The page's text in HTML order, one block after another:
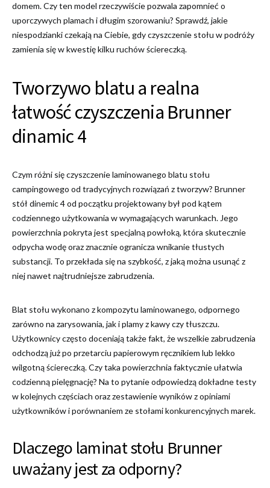
domem. Czy ten model rzeczywiście pozwala zapomnieć o
uporczywych plamach i długim szorowaniu? Sprawdź, jakie
niespodzianki czekają na Ciebie, gdy czyszczenie stołu w podróży
zamienia się w kwestię kilku ruchów ściereczką.
Tworzywo blatu a realna
łatwość czyszczenia Brunner
dinamic 4
Czym różni się czyszczenie laminowanego blatu stołu
campingowego od tradycyjnych rozwiązań z tworzyw? Brunner
stół dinemic 4 od początku projektowany był pod kątem
codziennego użytkowania w wymagających warunkach. Jego
powierzchnia pokryta jest specjalną powłoką, która skutecznie
odpycha wodę oraz znacznie ogranicza wnikanie tłustych
substancji. To przekłada się na szybkość, z jaką można usunąć z
niej nawet najtrudniejsze zabrudzenia.
Blat stołu wykonano z kompozytu laminowanego, odpornego
zarówno na zarysowania, jak i plamy z kawy czy tłuszczu.
Użytkownicy często doceniają także fakt, że wszelkie zabrudzenia
odchodzą już po przetarciu papierowym ręcznikiem lub lekko
wilgotną ściereczką. Czy taka powierzchnia faktycznie ułatwia
codzienną pielęgnację? Na to pytanie odpowiedzą dokładne testy
w kolejnych częściach oraz zestawienie wyników z opiniami
użytkowników i porównaniem ze stołami konkurencyjnych marek.
Dlaczego laminat stołu Brunner
uważany jest za odporny?